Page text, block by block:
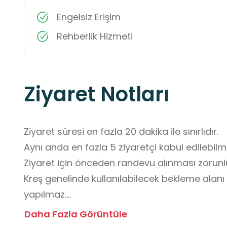
Engelsiz Erişim
Rehberlik Hizmeti
Ziyaret Notları
Ziyaret süresi en fazla 20 dakika ile sınırlıdır.
Aynı anda en fazla 5 ziyaretçi kabul
Ziyaret için önceden randevu alınması
Kreş genelinde kullanılabilecek bekleme
yapılmaz.
Çocukların rutinlerini bozmamak adına
Daha Fazla Görüntüle